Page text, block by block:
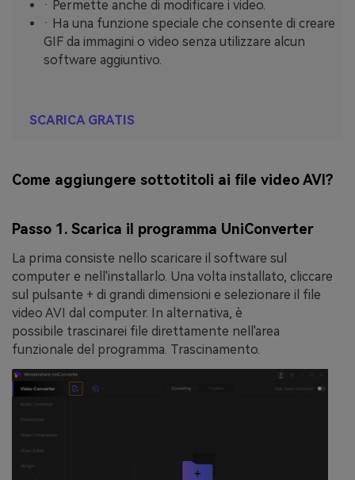
· Permette anche di modificare i video.
· Ha una funzione speciale che consente di creare
GIF da immagini o video senza utilizzare alcun
software aggiuntivo.
SCARICA GRATIS
Come aggiungere sottotitoli ai file video AVI?
Passo 1. Scarica il programma UniConverter
La prima consiste nello scaricare il software sul
computer e nell'installarlo. Una volta installato, cliccare
sul pulsante + di grandi dimensioni e selezionare il file
video AVI dal computer. In alternativa, è
possibile trascinarei file direttamente nell'area
funzionale del programma. Trascinamento.